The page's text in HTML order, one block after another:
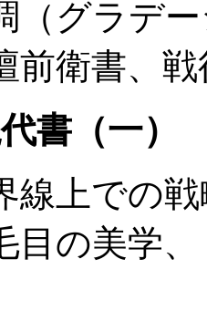
（グラデ
前衛書、
（一）
線上での
目の美学